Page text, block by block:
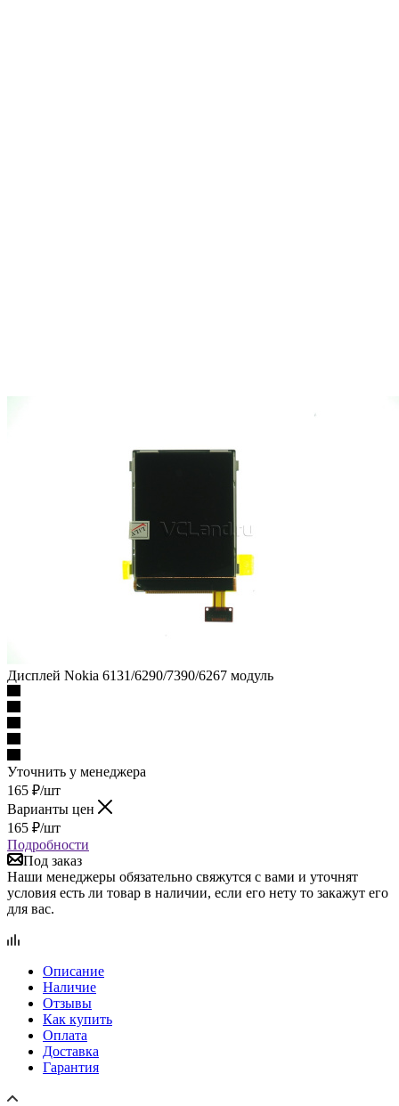
Дисплей Nokia 6131/6290/7390/6267 модуль
Уточнить у менеджера
165 ₽/шт
Варианты цен
165 ₽/шт
Подробности
Под заказ
Наши менеджеры обязательно свяжутся с вами и уточнят
условия есть ли товар в наличии, если его нету то закажут его
для вас.
Описание
Наличие
Отзывы
Как купить
Оплата
Доставка
Гарантия